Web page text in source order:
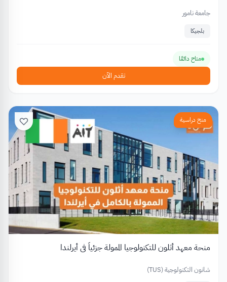
جامعة نامور
بلجيكا
متاح دائمًا
تقدم الآن
منح دراسية
منحة معهد أثلون للتكنولوجيا الممولة جزئياً في أيرلندا
شانون التكنولوجية (TUS)